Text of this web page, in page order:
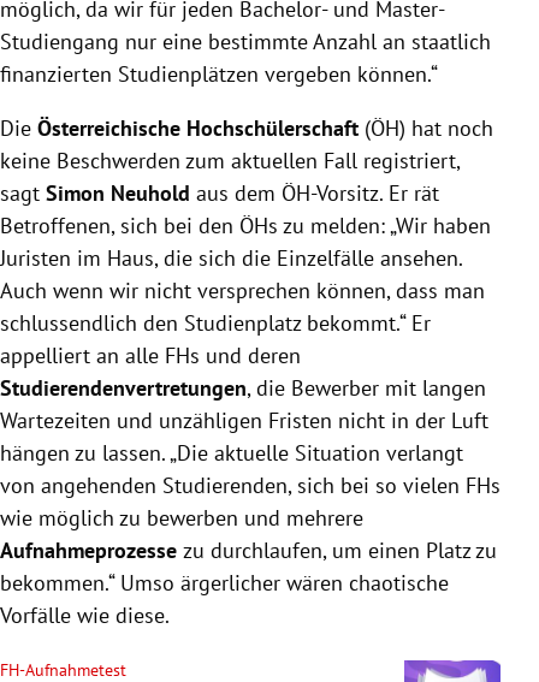
möglich, da wir für jeden Bachelor- und Master-
Studiengang nur eine bestimmte Anzahl an staatlich
finanzierten Studienplätzen vergeben können.“
Die Österreichische Hochschülerschaft (ÖH) hat noch
keine Beschwerden zum aktuellen Fall registriert,
sagt Simon Neuhold aus dem ÖH-Vorsitz. Er rät
Betroffenen, sich bei den ÖHs zu melden: „Wir haben
Juristen im Haus, die sich die Einzelfälle ansehen.
Auch wenn wir nicht versprechen können, dass man
schlussendlich den Studienplatz bekommt.“ Er
appelliert an alle FHs und deren
Studierendenvertretungen, die Bewerber mit langen
Wartezeiten und unzähligen Fristen nicht in der Luft
hängen zu lassen. „Die aktuelle Situation verlangt
von angehenden Studierenden, sich bei so vielen FHs
wie möglich zu bewerben und mehrere
Aufnahmeprozesse zu durchlaufen, um einen Platz zu
bekommen.“ Umso ärgerlicher wären chaotische
Vorfälle wie diese.
FH-Aufnahmetest